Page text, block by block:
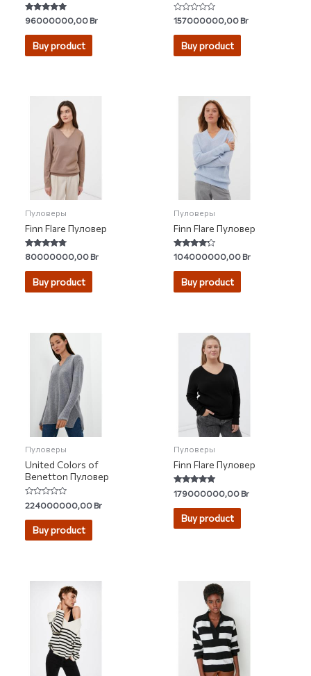
Rated
4.82
out of 5
96000000,00Br
Buy product
Rated
0
out
157000000,00Br
Buy product
Пуловеры
Finn Flare Пуловер
Rated
4.58
out of 5
80000000,00Br
Buy product
Пуловеры
Finn Flare Пуловер
Rated
4.00
out of 5
104000000,00Br
Buy product
Пуловеры
United Colors of
Benetton Пуловер
Rated
0
out
224000000,00Br
Buy product
Пуловеры
Finn Flare Пуловер
Rated
4.89
out of 5
179000000,00Br
Buy product